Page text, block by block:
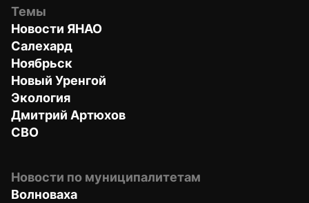
Темы
Новости ЯНАО
Салехард
Ноябрьск
Новый Уренгой
Экология
Дмитрий Артюхов
СВО
Новости по муниципалитетам
Волноваха